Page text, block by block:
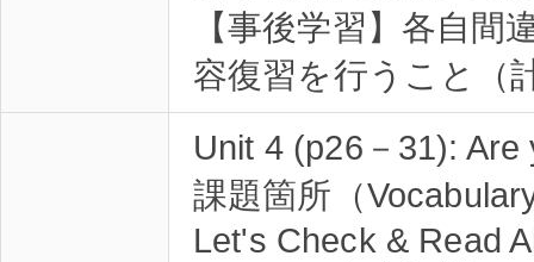
【事後学習】各自
容復習を行うこと（
Unit 4 (p26－31):
課題箇所（
Let's Check & Read